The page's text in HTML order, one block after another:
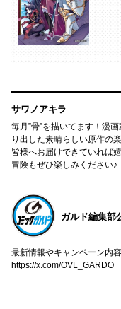
サワノアキラ
毎月”骨”を描いてます！漫
り出した素晴らしい原作の
皆様へお届けできていれば
冒険もぜひ楽しみください♪
ガルド編集部
最新情報やキャンペーン内
https://x.com/OVL_GARDO